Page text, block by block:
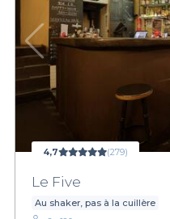
4,7 (279)
Le Five
Au shaker, pas à la cuillère